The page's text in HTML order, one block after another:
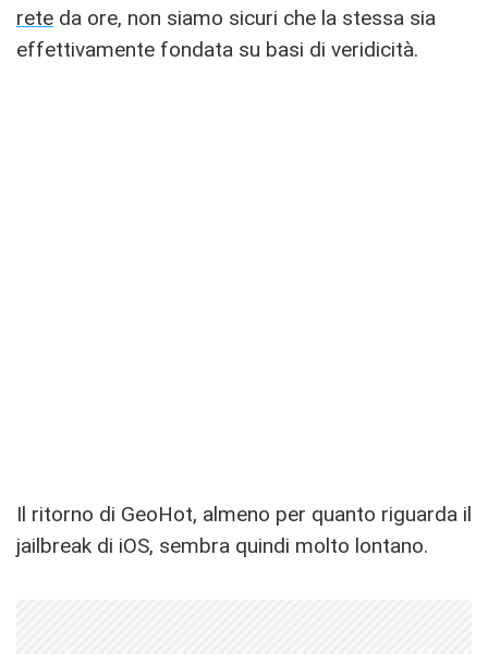
rete da ore, non siamo sicuri che la stessa sia
effettivamente fondata su basi di veridicità.
Il ritorno di GeoHot, almeno per quanto riguarda il
jailbreak di iOS, sembra quindi molto lontano.